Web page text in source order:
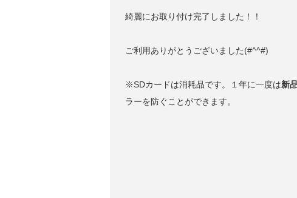
綺麗にお取り付け完了しました！！
ご利用ありがとうございました(#^^#)
※SDカードは消耗品です。１年に一度は新
ラーを防ぐことができます。